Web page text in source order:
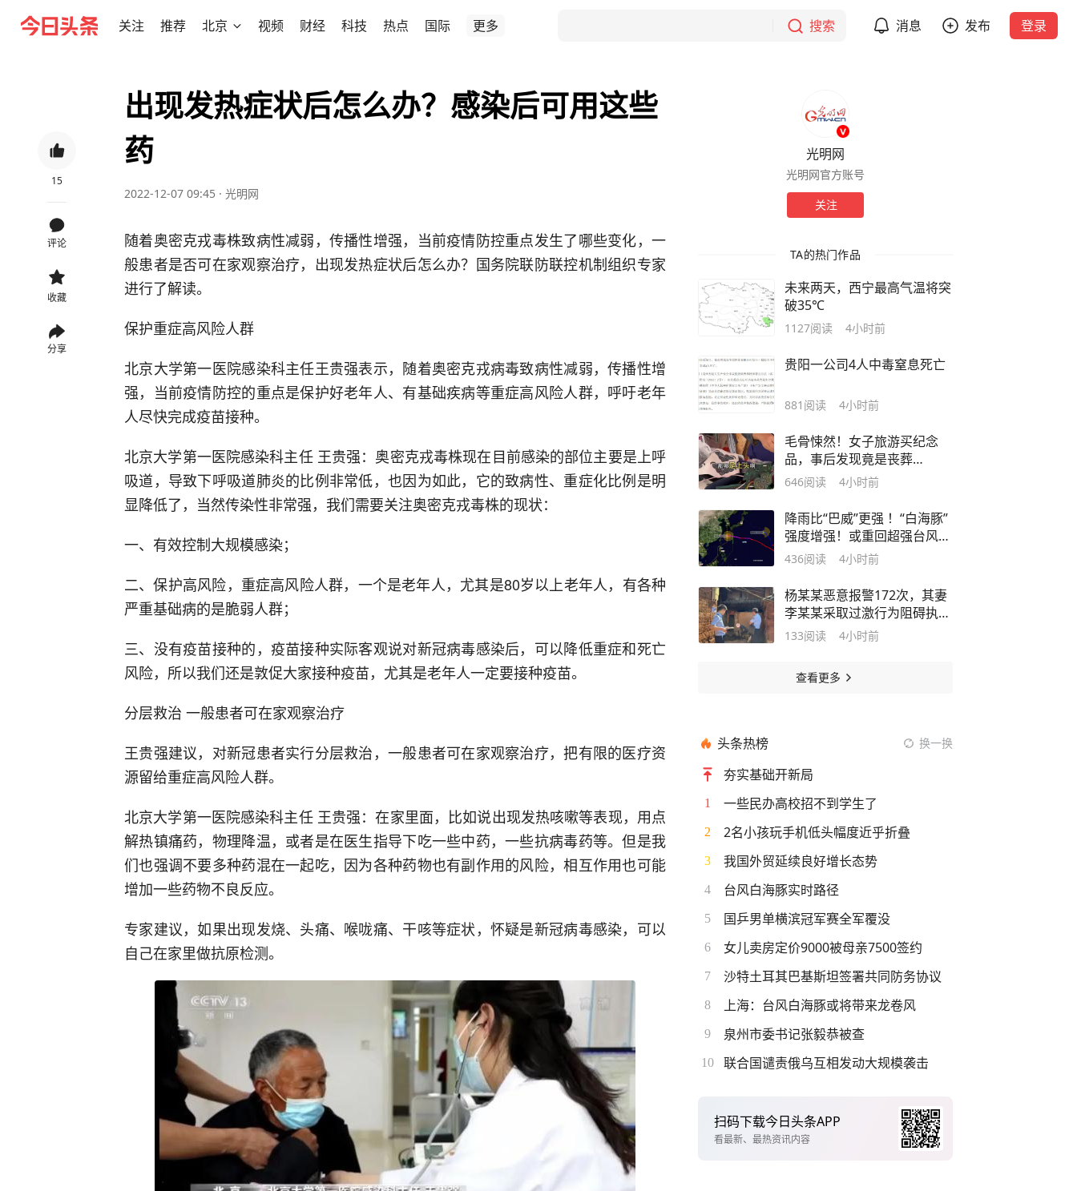
关注 推荐 北京 视频 财经 科技 热点 国际 更多 搜索 消息 发布 登录
15
评论
收藏
分享
出现发热症状后怎么办？感染后可用这些
药
2022-12-07 09:45 · 光明网
随着奥密克戎毒株致病性减弱，传播性增强，当前疫情防控重点发生了哪些变化，一
般患者是否可在家观察治疗，出现发热症状后怎么办？国务院联防联控机制组织专家
进行了解读。
保护重症高风险人群
北京大学第一医院感染科主任王贵强表示，随着奥密克戎病毒致病性减弱，传播性增
强，当前疫情防控的重点是保护好老年人、有基础疾病等重症高风险人群，呼吁老年
人尽快完成疫苗接种。
北京大学第一医院感染科主任 王贵强：奥密克戎毒株现在目前感染的部位主要是上呼
吸道，导致下呼吸道肺炎的比例非常低，也因为如此，它的致病性、重症化比例是明
显降低了，当然传染性非常强，我们需要关注奥密克戎毒株的现状：
一、有效控制大规模感染；
二、保护高风险，重症高风险人群，一个是老年人，尤其是80岁以上老年人，有各种
严重基础病的是脆弱人群；
三、没有疫苗接种的，疫苗接种实际客观说对新冠病毒感染后，可以降低重症和死亡
风险，所以我们还是敦促大家接种疫苗，尤其是老年人一定要接种疫苗。
分层救治 一般患者可在家观察治疗
王贵强建议，对新冠患者实行分层救治，一般患者可在家观察治疗，把有限的医疗资
源留给重症高风险人群。
北京大学第一医院感染科主任 王贵强：在家里面，比如说出现发热咳嗽等表现，用点
解热镇痛药，物理降温，或者是在医生指导下吃一些中药，一些抗病毒药等。但是我
们也强调不要多种药混在一起吃，因为各种药物也有副作用的风险，相互作用也可能
增加一些药物不良反应。
专家建议，如果出现发烧、头痛、喉咙痛、干咳等症状，怀疑是新冠病毒感染，可以
自己在家里做抗原检测。
光明网
光明网官方账号
关注
TA的热门作品
未来两天，西宁最高气温将突
破35℃
1127阅读 4小时前
贵阳一公司4人中毒窒息死亡
881 阅读 4小时前
毛骨悚然！女子旅游买纪念
品，事后发现竟是丧葬
品："一开始摊主拒退"
646阅读 4小时前
降雨比“巴威”更强 ！“白海豚”
强度增强！或重回超强台风
级！宁波全域预警→
436阅读 4小时前
杨某某恶意报警172次，其妻
李某某采取过激行为阻碍执
法，夫妻二人被行拘！
133阅读 4小时前
查看更多
头条热榜 换一换
夯实基础开新局
1 一些民办高校招不到学生了
2 2名小孩玩手机低头幅度近乎折叠
3 我国外贸延续良好增长态势
4 台风白海豚实时路径
5 国乒男单横滨冠军赛全军覆没
6 女儿卖房定价9000被母亲7500签约
7 沙特土耳其巴基斯坦签署共同防务协议
8 上海：台风白海豚或将带来龙卷风
9 泉州市委书记张毅恭被查
10 联合国谴责俄乌互相发动大规模袭击
扫码下载今日头条APP
看最新、最热资讯内容